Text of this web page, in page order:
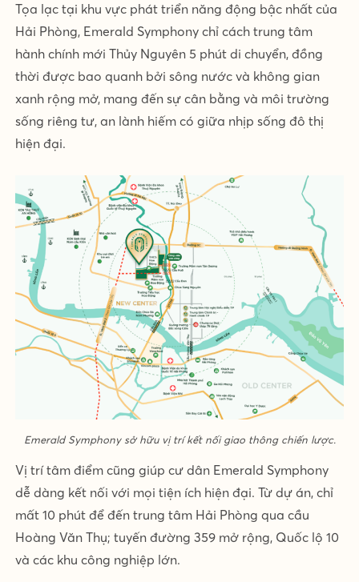
Tọa lạc tại khu vực phát triển năng động bậc nhất của
Hải Phòng, Emerald Symphony chỉ cách trung tâm
hành chính mới Thủy Nguyên 5 phút di chuyển, đồng
thời được bao quanh bởi sông nước và không gian
xanh rộng mở, mang đến sự cân bằng và môi trường
sống riêng tư, an lành hiếm có giữa nhịp sống đô thị
hiện đại.
Emerald Symphony sở hữu vị trí kết nối giao thông chiến lược.
Vị trí tâm điểm cũng giúp cư dân Emerald Symphony
dễ dàng kết nối với mọi tiện ích hiện đại. Từ dự án, chỉ
mất 10 phút để đến trung tâm Hải Phòng qua cầu
Hoàng Văn Thụ; tuyến đường 359 mở rộng, Quốc lộ 10
và các khu công nghiệp lớn.